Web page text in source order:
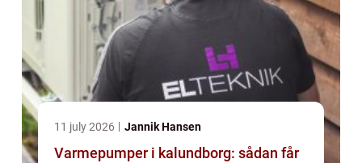
11 july 2026 Jannik Hansen
Varmepumper i kalundborg: sådan får